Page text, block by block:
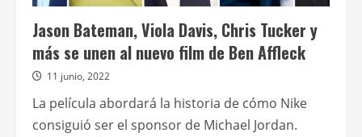
Jason Bateman, Viola Davis, Chris Tucker y
más se unen al nuevo film de Ben Affleck
11 junio, 2022
La película abordará la historia de cómo Nike
consiguió ser el sponsor de Michael Jordan.